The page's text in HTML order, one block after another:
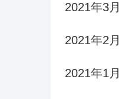
2021年3月
2021年2月
2021年1月